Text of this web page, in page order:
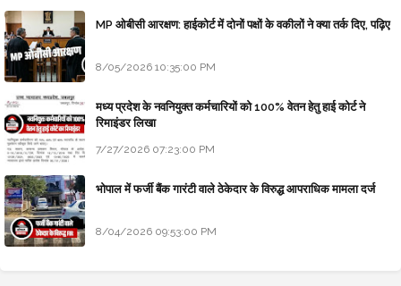
MP ओबीसी आरक्षण: हाईकोर्ट में दोनों पक्षों के वकीलों ने क्या तर्क दिए, पढ़िए
8/05/2026 10:35:00 PM
मध्य प्रदेश के नवनियुक्त कर्मचारियों को 100% वेतन हेतु हाई कोर्ट ने
रिमाइंडर लिखा
7/27/2026 07:23:00 PM
भोपाल में फर्जी बैंक गारंटी वाले ठेकेदार के विरुद्ध आपराधिक मामला दर्ज
8/04/2026 09:53:00 PM